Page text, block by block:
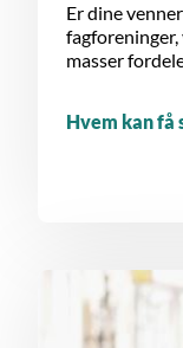
Er dine
fagforeninger,
masser
Hvem kan få